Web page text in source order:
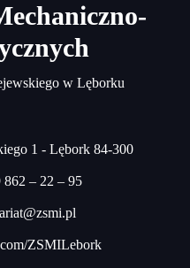
w Lęborku
1 - Lębork 84-300
862 – 22 – 95
ZSMILebork